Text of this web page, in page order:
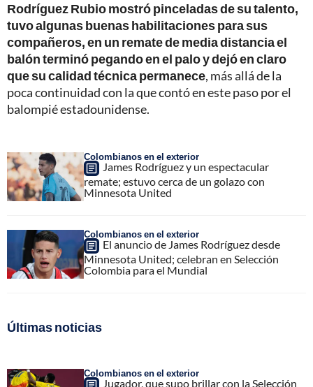
Rodríguez Rubio mostró pinceladas de su talento,
tuvo algunas buenas habilitaciones para sus
compañeros, en un remate de media distancia el
balón terminó pegando en el palo y dejó en claro
que su calidad técnica permanece, más allá de la
poca continuidad con la que contó en este paso por el
balompié estadounidense.
Colombianos en el exterior
James Rodríguez y un espectacular
remate; estuvo cerca de un golazo con
Minnesota United
Colombianos en el exterior
El anuncio de James Rodríguez desde
Minnesota United; celebran en Selección
Colombia para el Mundial
Últimas noticias
Colombianos en el exterior
Jugador, que supo brillar con la Selección